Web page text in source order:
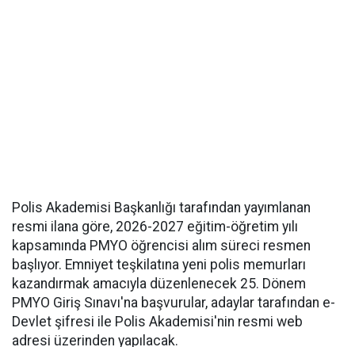
Polis Akademisi Başkanlığı tarafından yayımlanan
resmi ilana göre, 2026-2027 eğitim-öğretim yılı
kapsamında PMYO öğrencisi alım süreci resmen
başlıyor. Emniyet teşkilatına yeni polis memurları
kazandırmak amacıyla düzenlenecek 25. Dönem
PMYO Giriş Sınavı'na başvurular, adaylar tarafından e-
Devlet şifresi ile Polis Akademisi'nin resmi web
adresi üzerinden yapılacak.